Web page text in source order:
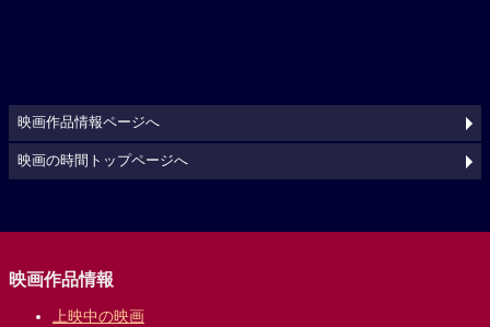
映画作品情報ページへ
映画の時間トップページへ
映画作品情報
上映中の映画